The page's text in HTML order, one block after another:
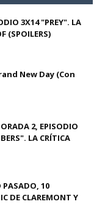
3X14 "PREY". LA
(SPOILERS)
New Day (Con
2, EPISODIO
LA CRÍTICA
PASADO, 10
DE CLAREMONT Y